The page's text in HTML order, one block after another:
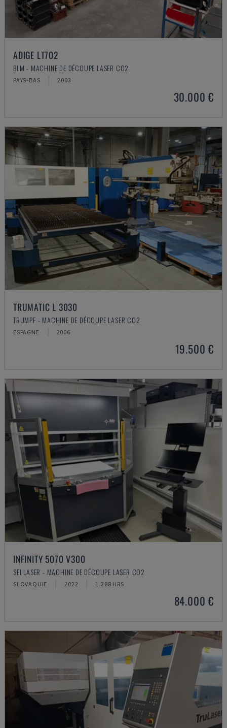
ADIGE LT702
BLM - MACHINE DE DÉCOUPE LASER CO2
PAYS-BAS 2003
30.000 €
TRUMATIC L 3030
TRUMPF - MACHINE DE DÉCOUPE LASER CO2
ESPAGNE 2006
19.500 €
INFINITY 5070 V300
SEI LASER - MACHINE DE DÉCOUPE LASER CO2
SLOVAQUIE 2022 1.288 HRS
84.000 €